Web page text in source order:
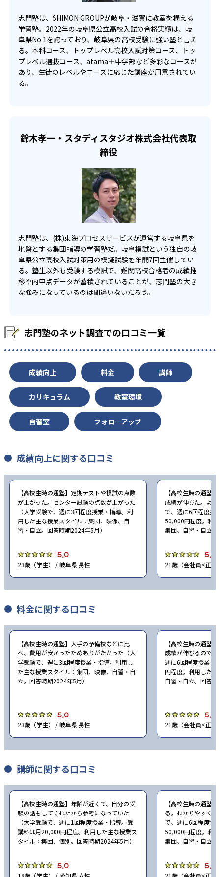
志門塾は、SHIMON GROUPが岐阜・滋賀に教室を構える
学習塾。2022年の岐阜県公立高校入試の合格実績は、岐
阜県No.1を誇っており、岐阜県の高校受験に強い塾と言え
る。本科コース、トップレベル高校入試対策コース、トッ
プレベル選抜コース、atama＋中学部など多彩なコースが
あり、生徒のレベルやニーズに応じた講座が用意されてい
る。
鈴木孝一・スタディスタジオ株式会社代表取
締役
志門塾は、(株)東海プロセスサービスが運営する岐阜県を
地盤とする集団指導の学習塾だ。岐阜模試という独自の岐
阜県公立高校入試対策用の模擬試験を年間7回主催してい
る。塾生以外も受験する模試で、難関高校合格者の成績推
移や内申点データが蓄積されていることが、志門塾の大き
な強みになっているのは間違いないだろう。
志門塾のネット調査での口コミ一覧
成績向上 料金 講師
カリキュラム 教室環境
自習室 フォローアップ
成績向上に関する口コミ
【高校生時の通塾】定期テストや模試の点数
が上がった。センター試験の点数が上がった
（大学受験で、週に3回程度授業・指導。利
用した主な授業スタイル：集団、映像、自
習・自立。回答時期2024年5月）
5.0
23歳（学生） / 岐阜県 男性
【高校生時の通塾
成績が伸びた。よ
で、週に6回程度授
50,000円程度。利
集団、自習・自立
5.0
21歳（会社員<正社
料金に関する口コミ
【高校生時の通塾】大手の予備校などに比
べ、費用が安かったためありがたかった（大
学受験で、週に3回程度授業・指導。利用し
た主な授業スタイル：集団、映像、自習・自
立。回答時期2024年5月）
5.0
23歳（学生） / 岐阜県 男性
【高校生時の通塾
成績が伸びるので
週に6回程度授業・
円程度。利用した
自習・自立。回答
5.0
21歳（会社員<正社
講師に関する口コミ
【高校生時の通塾】年齢が近くて、自分の受
験の話もしてくれたから参考になっていた
（大学受験で、週に1回程度授業・指導。受
講料は月20,000円程度。利用した主な授業ス
タイル：集団、個別。回答時期2024年5月）
5.0
【高校生時の通塾
る。わかりやすく
で、週に6回程度授
50,000円程度。利
集団、自習・自立
5.0